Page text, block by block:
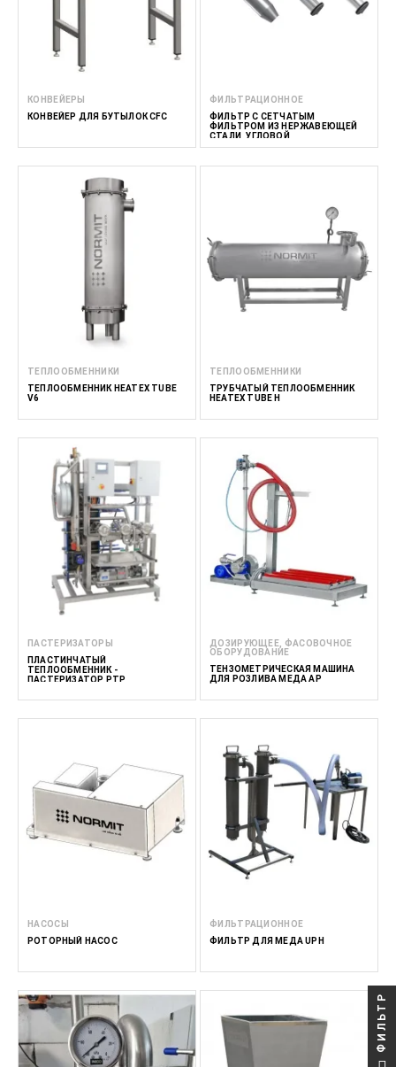
КОНВЕЙЕРЫ
КОНВЕЙЕР ДЛЯ БУТЫЛОК CFC
ФИЛЬТРАЦИОННОЕ
ФИЛЬТР С СЕТЧАТЫМ
ФИЛЬТРОМ ИЗ НЕРЖАВЕЮЩЕЙ
СТАЛИ, УГЛОВОЙ
ТЕПЛООБМЕННИКИ
ТЕПЛООБМЕННИК HEATEX TUBE
V6
ТЕПЛООБМЕННИКИ
ТРУБЧАТЫЙ ТЕПЛООБМЕННИК
HEATEX TUBE H
ПАСТЕРИЗАТОРЫ
ПЛАСТИНЧАТЫЙ
ТЕПЛООБМЕННИК -
ПАСТЕРИЗАТОР PTP
ДОЗИРУЮЩЕЕ, ФАСОВОЧНОЕ
ОБОРУДОВАНИЕ
ТЕНЗОМЕТРИЧЕСКАЯ МАШИНА
ДЛЯ РОЗЛИВА МЕДА AP
НАСОСЫ
РОТОРНЫЙ НАСОС
ФИЛЬТРАЦИОННОЕ
ФИЛЬТР ДЛЯ МЕДА UPH
ФИЛЬТР